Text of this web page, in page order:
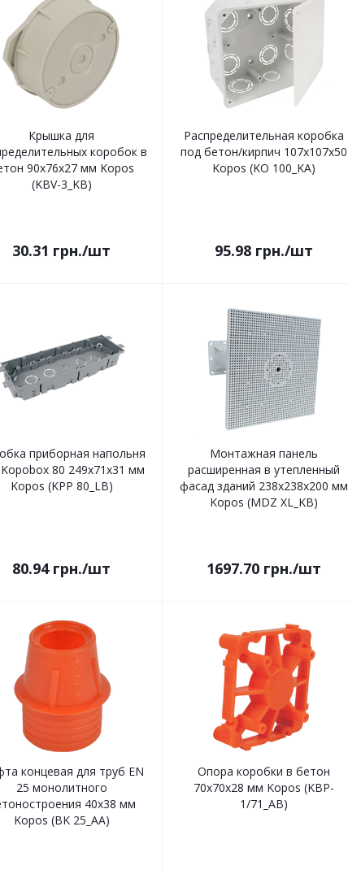
Крышка для
коробок в
90х76х27 мм Kopos
(KBV-3_KB)
30.31 грн./шт
Распределительная коробка
под бетон/кирпич 107х107х50
Kopos (KO 100_KA)
95.98 грн./шт
приборная напольня
80 249х71х31 мм
Kopos (KPP 80_LB)
80.94грн./шт
Монтажная панель
расширенная в утепленный
фасад зданий 238х238х200 мм
Kopos (MDZ XL_KB)
1697.70 грн./шт
концевая для труб EN
25 монолитного
40х38 мм
Kopos (BK 25_AA)
Опора коробки в бетон
70х70х28 мм Kopos (KBP-
1/71_AB)